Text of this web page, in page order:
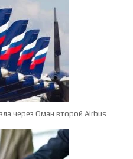
через Оман второй Airbus